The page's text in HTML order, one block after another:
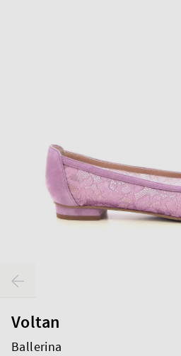
Voltan
Ballerina